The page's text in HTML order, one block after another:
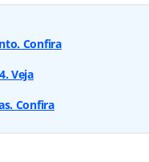
Confira
Veja
Confira